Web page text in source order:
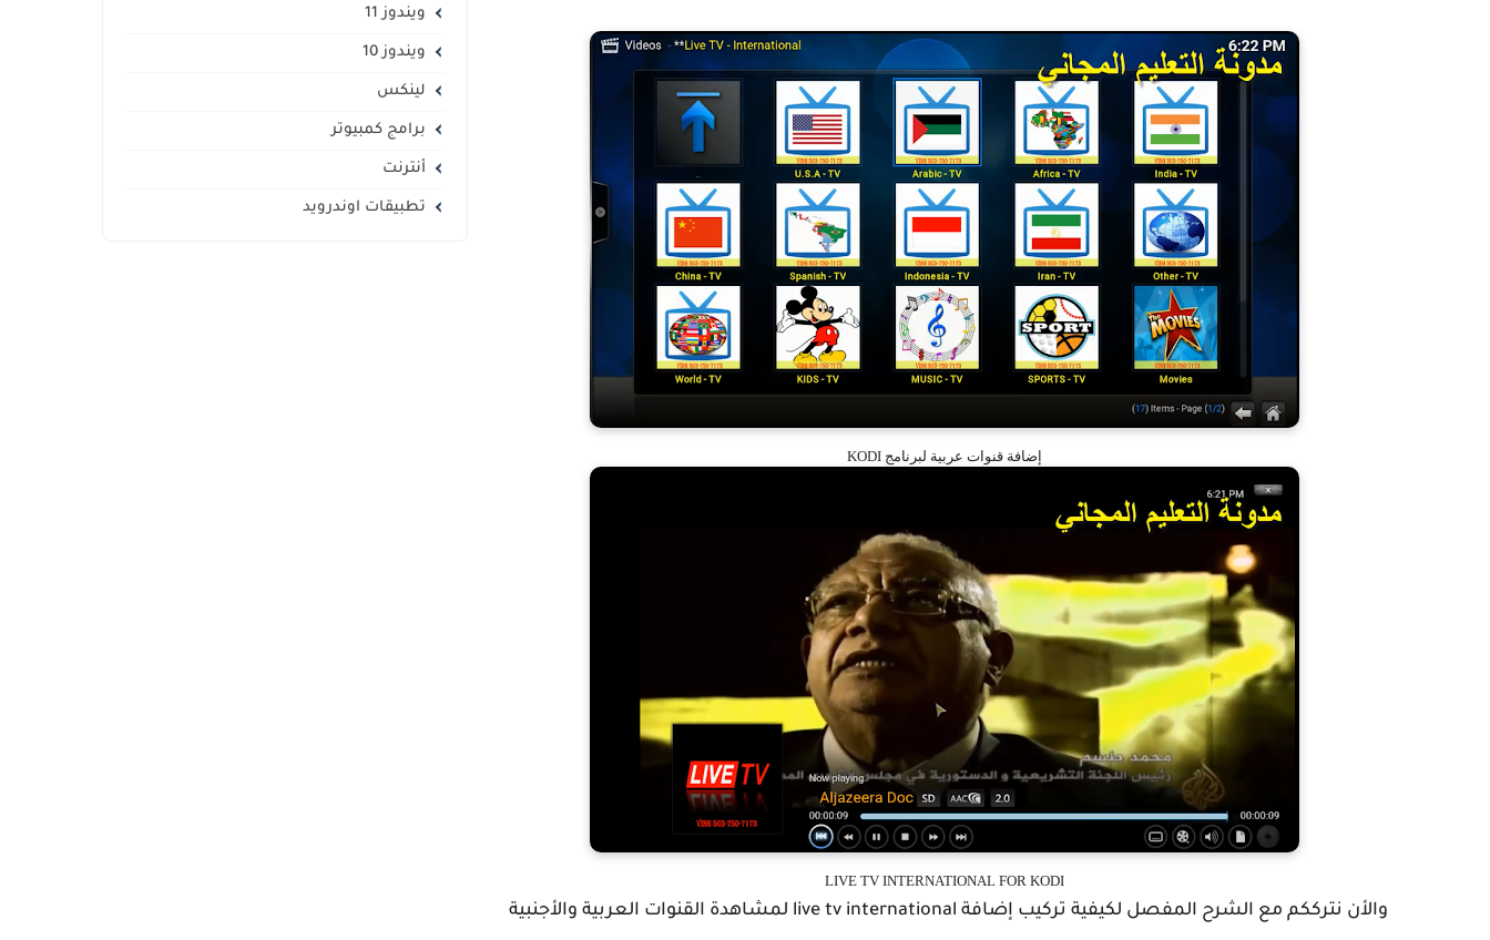
إضافة قنوات عربية لبرنامج KODI
LIVE TV INTERNATIONAL FOR KODI
والأن نترككم مع الشرح المفصل لكيفية تركيب إضافة live tv international لمشاهدة القنوات العربية والأجنبية
ويندوز 11
ويندوز 10
لينكس
برامج كمبيوتر
أنترنت
تطبيقات اوندرويد